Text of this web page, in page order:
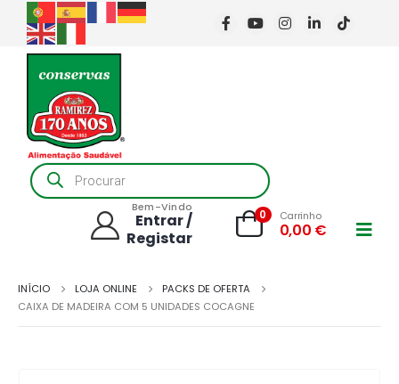
Products
search
Bem-Vindo
Entrar /
Registar
0 Carrinho
0,00 €
INÍCIO LOJA ONLINE
PACKS DE OFERTA
CAIXA DE MADEIRA COM 5 UNIDADES COCAGNE